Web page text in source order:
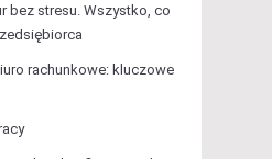
bez stresu. Wszystko, co
rachunkowe: kluczowe